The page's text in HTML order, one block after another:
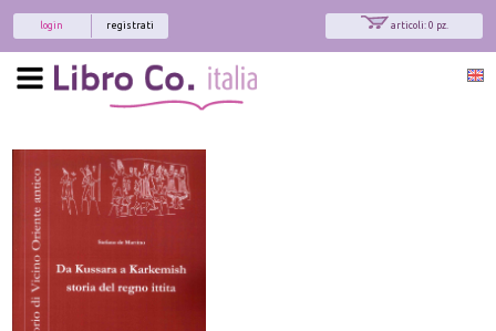
articoli: 0 pz.
registrati
login